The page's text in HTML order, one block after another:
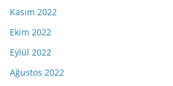
Kasım 2022
Ekim 2022
Eylül 2022
Ağustos 2022